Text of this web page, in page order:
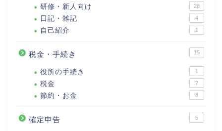
研修・新人向け 28
日記・雑記 4
自己紹介 1
税金・手続き 15
役所の手続き 1
税金 7
節約・お金 8
確定申告 5